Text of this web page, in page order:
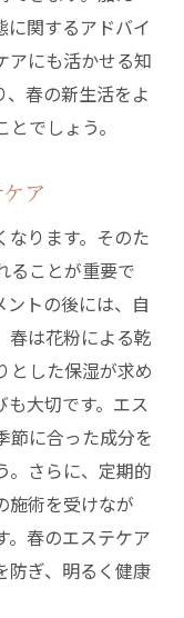
に関するアドバイ
アにも活かせる知
春の新生活をよ
でしょう。
ア
なります。そのた
ることが重要で
トの後には、自
春は花粉による乾
とした保湿が求め
も大切です。エス
節に合った成分を
。さらに、定期的
施術を受けなが
。春のエステケア
防ぎ、明るく健康